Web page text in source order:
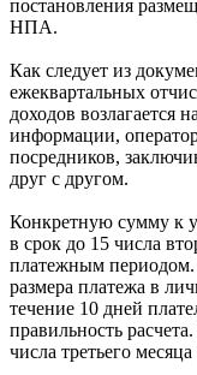
постановления
НПА.
Как следует из
ежеквартальных
доходов возлагается
информации,
посредников,
друг с другом.
Конкретную сумму к
в срок до 15 числа
платежным периодом.
размера платежа в
течение 10 дней
правильность
числа третьего